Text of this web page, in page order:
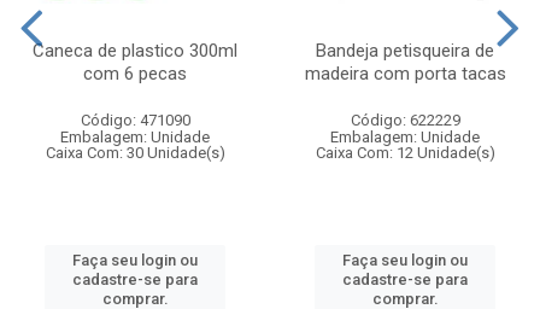
Caneca de plastico 300ml
com 6 pecas
Código: 471090
Embalagem: Unidade
Caixa Com: 30 Unidade(s)
Faça seu login ou
cadastre-se para
comprar.
Bandeja petisqueira de
madeira com porta tacas
Código: 622229
Embalagem: Unidade
Caixa Com: 12 Unidade(s)
Faça seu login ou
cadastre-se para
comprar.